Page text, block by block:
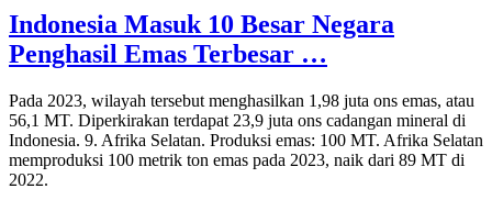
Indonesia Masuk 10 Besar Negara
Penghasil Emas Terbesar …
Pada 2023, wilayah tersebut menghasilkan 1,98 juta ons emas, atau
56,1 MT. Diperkirakan terdapat 23,9 juta ons cadangan mineral di
Indonesia. 9. Afrika Selatan. Produksi emas: 100 MT. Afrika Selatan
memproduksi 100 metrik ton emas pada 2023, naik dari 89 MT di
2022.